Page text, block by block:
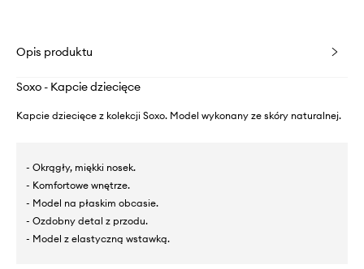
Opis produktu
Soxo - Kapcie dziecięce
Kapcie dziecięce z kolekcji Soxo. Model wykonany ze skóry naturalnej.
- Okrągły, miękki nosek.
- Komfortowe wnętrze.
- Model na płaskim obcasie.
- Ozdobny detal z przodu.
- Model z elastyczną wstawką.